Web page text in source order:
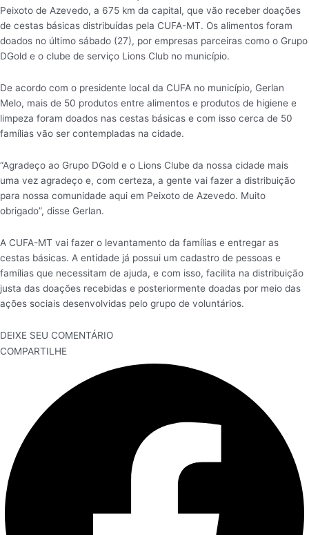
Peixoto de Azevedo, a 675 km da capital, que vão receber doações
de cestas básicas distribuídas pela CUFA-MT. Os alimentos foram
doados no último sábado (27), por empresas parceiras como o Grupo
DGold e o clube de serviço Lions Club no município.
De acordo com o presidente local da CUFA no município, Gerlan
Melo, mais de 50 produtos entre alimentos e produtos de higiene e
limpeza foram doados nas cestas básicas e com isso cerca de 50
famílias vão ser contempladas na cidade.
“Agradeço ao Grupo DGold e o Lions Clube da nossa cidade mais
uma vez agradeço e, com certeza, a gente vai fazer a distribuição
para nossa comunidade aqui em Peixoto de Azevedo. Muito
obrigado”, disse Gerlan.
A CUFA-MT vai fazer o levantamento da famílias e entregar as
cestas básicas. A entidade já possui um cadastro de pessoas e
famílias que necessitam de ajuda, e com isso, facilita na distribuição
justa das doações recebidas e posteriormente doadas por meio das
ações sociais desenvolvidas pelo grupo de voluntários.
DEIXE SEU COMENTÁRIO
COMPARTILHE